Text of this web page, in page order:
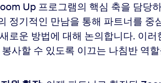
Up 프로그램의 핵심 축을 담당
정기적인 만남을 통해 파트너를 중
로운 방법에 대해 논의합니다. 이
사할 수 있도록 이끄는 나침반 역